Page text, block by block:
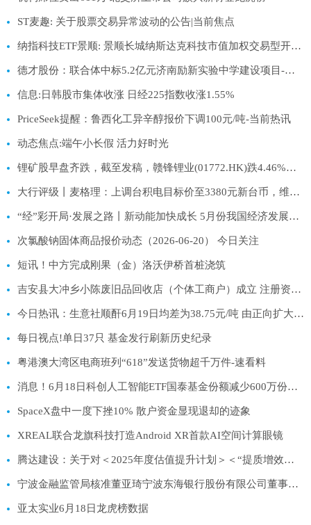
ST麦趣: 关于股票交易异常波动的公告|当前焦点
纳指科技ETF景顺: 景顺长城纳斯达克科技市值加权交易型开放式指数证券投资基金（QDII）二级市场交易价格溢价风险提示及停复牌公告|热消息
德才股份：联合体中标5.2亿元济南励新实验中学建设项目-每日速看
信息:日韩股市集体收涨 日经225指数收涨1.55%
PriceSeek提醒：鲁西化工异辛醇报价下调100元/吨-当前热讯
动态焦点:端午小长假 活力好时光
锂矿股早盘齐跌，截至发稿，赣锋锂业(01772.HK)跌4.46%，报53.5港元
大行评级丨麦格理：上调台积电目标价至3380元新台币，维持“跑赢大市”评级
“经”彩开局·发展之路丨新动能加快成长 5月份我国经济发展向新向优 _光明网
次氯酸钠固体商品报价动态（2026-06-20） 今日关注
短讯！中方完成刚果（金）洛沃伊桥首桩浇筑
吉安县大冲乡小陈废旧品回收店（个体工商户）成立 注册资本1万人民币
今日热讯：生意社顺酐6月19日均差为38.75元/吨 由正向扩大转为缩小
每日视点!单日37只 基金发行刷新历史纪录
粤港澳大湾区电商班列“618”发送货物超千万件-速看料
消息！6月18日科创人工智能ETF国泰基金份额减少600万份，重仓股芯原股份、寒武纪、澜起科技
SpaceX盘中一度下挫10% 散户资金显现退却的迹象
XREAL联合龙旗科技打造Android XR首款AI空间计算眼镜
腾达建设：关于对＜2025年度估值提升计划＞＜“提质增效重回报”行动方案＞进行年度评估并完善的公告
宁波金融监管局核准董亚琦宁波东海银行股份有限公司董事任职资格
亚太实业6月18日龙虎榜数据